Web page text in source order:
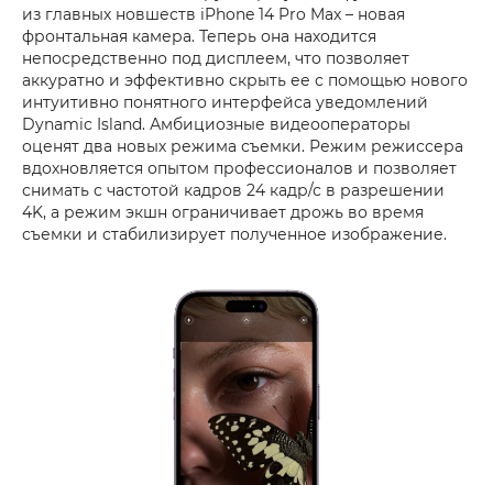
из главных новшеств iPhone 14 Pro Max – новая
фронтальная камера. Теперь она находится
непосредственно под дисплеем, что позволяет
аккуратно и эффективно скрыть ее с помощью нового
интуитивно понятного интерфейса уведомлений
Dynamic Island. Амбициозные видеооператоры
оценят два новых режима съемки. Режим режиссера
вдохновляется опытом профессионалов и позволяет
снимать с частотой кадров 24 кадр/с в разрешении
4K, а режим экшн ограничивает дрожь во время
съемки и стабилизирует полученное изображение.